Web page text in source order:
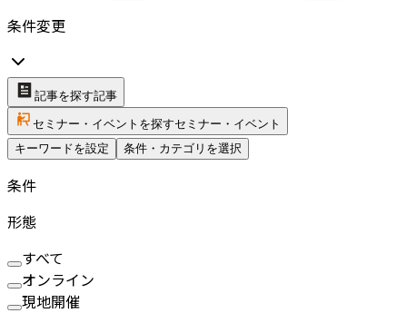
条件変更
記事を探す記事
セミナー・イベントを探すセミナー・イベント
キーワードを設定
条件・カテゴリを選択
条件
形態
すべて
オンライン
現地開催